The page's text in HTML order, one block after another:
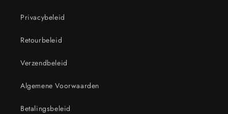
Privacybeleid
Retourbeleid
Verzendbeleid
Algemene Voorwaarden
Betalingsbeleid